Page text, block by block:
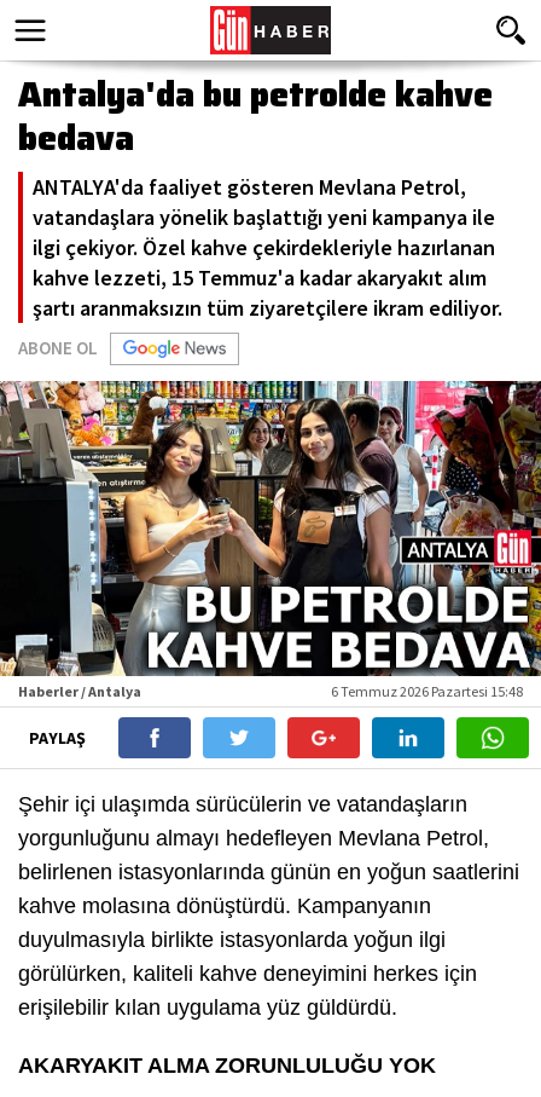
Antalya'da bu petrolde kahve
bedava
ANTALYA'da faaliyet gösteren Mevlana Petrol,
vatandaşlara yönelik başlattığı yeni kampanya ile
ilgi çekiyor. Özel kahve çekirdekleriyle hazırlanan
kahve lezzeti, 15 Temmuz'a kadar akaryakıt alım
şartı aranmaksızın tüm ziyaretçilere ikram ediliyor.
ABONE OL
Haberler / Antalya 6 Temmuz 2026 Pazartesi 15:48
PAYLAŞ
Şehir içi ulaşımda sürücülerin ve vatandaşların
yorgunluğunu almayı hedefleyen Mevlana Petrol,
belirlenen istasyonlarında günün en yoğun saatlerini
kahve molasına dönüştürdü. Kampanyanın
duyulmasıyla birlikte istasyonlarda yoğun ilgi
görülürken, kaliteli kahve deneyimini herkes için
erişilebilir kılan uygulama yüz güldürdü.
AKARYAKIT ALMA ZORUNLULUĞU YOK